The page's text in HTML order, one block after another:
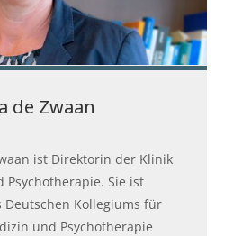
de Zwaan
ist Direktorin der Klinik
Psychotherapie. Sie ist
Kollegiums für
und Psychotherapie